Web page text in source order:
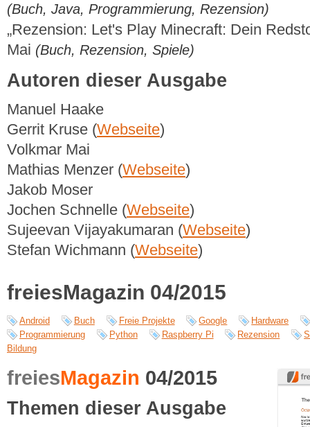
(Buch, Java, Programmierung, Rezension)
„Rezension: Let's Play Minecraft: Dein
Mai (Buch, Rezension, Spiele)
Autoren dieser Ausgabe
Manuel Haake
Gerrit Kruse (Webseite)
Volkmar Mai
Mathias Menzer (Webseite)
Jakob Moser
Jochen Schnelle (Webseite)
Sujeevan Vijayakumaran (Webseite)
Stefan Wichmann (Webseite)
freiesMagazin 04/2015
Android Buch Freie Projekte Google
Hardware
Programmierung
Python Raspberry Pi Rezension
Bildung
freiesMagazin 04/2015
Themen dieser Ausgabe